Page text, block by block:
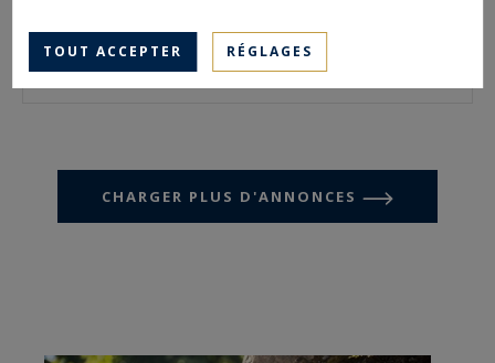
MAISON 1300M² 12PIÈCES
5 145 000 €
CHARGER PLUS D'ANNONCES
TOUT ACCEPTER RÉGLAGES